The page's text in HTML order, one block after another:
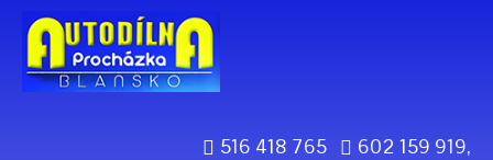
516 418 765
602 159 919,
YearMonth
YearMonth